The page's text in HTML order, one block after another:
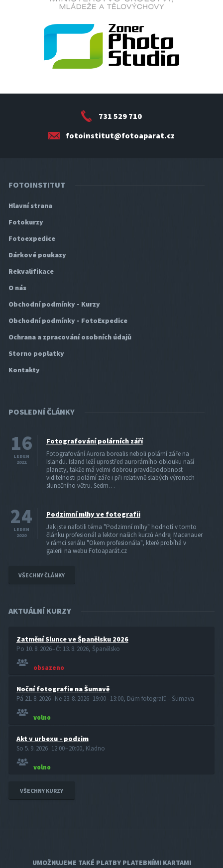
731 529 710
fotoinstitut@fotoaparat.cz
FOTOINSTITUT
Hlavní strana
Fotokurzy
Fotoexpedice
Dárkové poukazy
Rekvalifikace
O nás
Obchodní podmínky - Kurzy
Obchodní podmínky - FotoExpedice
Ochrana a zpracování osobních údajů
Storno poplatky
Kontakty
POSLEDNÍ ČLÁNKY
16
LEDEN
2022
Fotografování polárních září
Fotografování Aurora borealis neboli polární záře na
Islandu. Island leží uprostřed aurorárního oblouku naší
planety, takže má velmi dobrou pravděpodobnost
viditelnosti polární záře i při relativně slabých výronech
slunečního větru. Sedm…
24
LEDEN
2020
Podzimní mlhy ve fotografii
Jak jste nafotili téma "Podzimní mlhy" hodnotí v tomto
článku profesionál a lektor našich kurzů Andrej Macenauer
v rámci seriálu "Okem profesionála", které probíhá v
galerii na webu Fotoaparát.cz
VŠECHNY ČLÁNKY
AKTUÁLNÍ KURZY
Zatmění Slunce ve Španělsku 2026
Po 10. 8. 2026 – Čt 13. 8. 2026, Španělsko
obsazeno
Noční fotografie na Šumavě
Pá 21. 8. 2026 – Ne 23. 8. 2026 19:00 – 13:00, Dům fotografů - Šumava
volno
Akt v urbexu - podzim
So 5. 9. 2026 12:00 – 20:00, Kladno
volno
VŠECHNY KURZY
UMOŽNUJEME TAKÉ PLATBY PLATEBNÍMI KARTAMI